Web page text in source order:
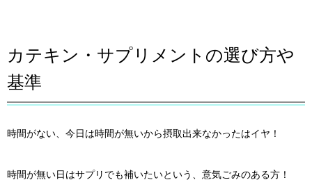
カテキン・サプリメントの選び方や
基準
時間がない、今日は時間が無いから摂取出来なかったはイヤ！
時間が無い日はサプリでも補いたいという、意気ごみのある方！